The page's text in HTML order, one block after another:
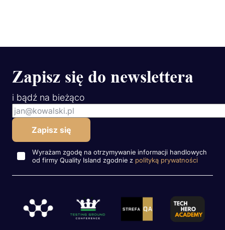
Zapisz się do newslettera
i bądź na bieżąco
Wyrażam zgodę na otrzymywanie informacji handlowych
od firmy Quality Island zgodnie z polityką prywatności